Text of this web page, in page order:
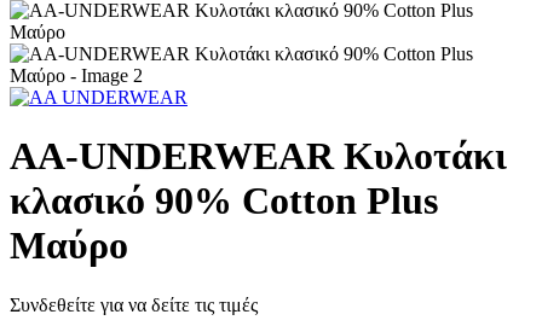
AA-UNDERWEAR Κυλοτάκι
κλασικό 90% Cotton Plus
Μαύρο
Συνδεθείτε για να δείτε τις τιμές